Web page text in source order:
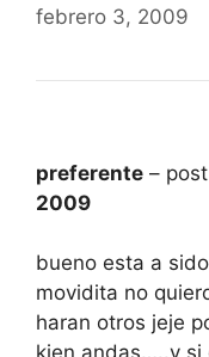
febrero 3, 2009
preferente –
2009
bueno esta a
movidita no
haran otros jeje
kien andas…..y si